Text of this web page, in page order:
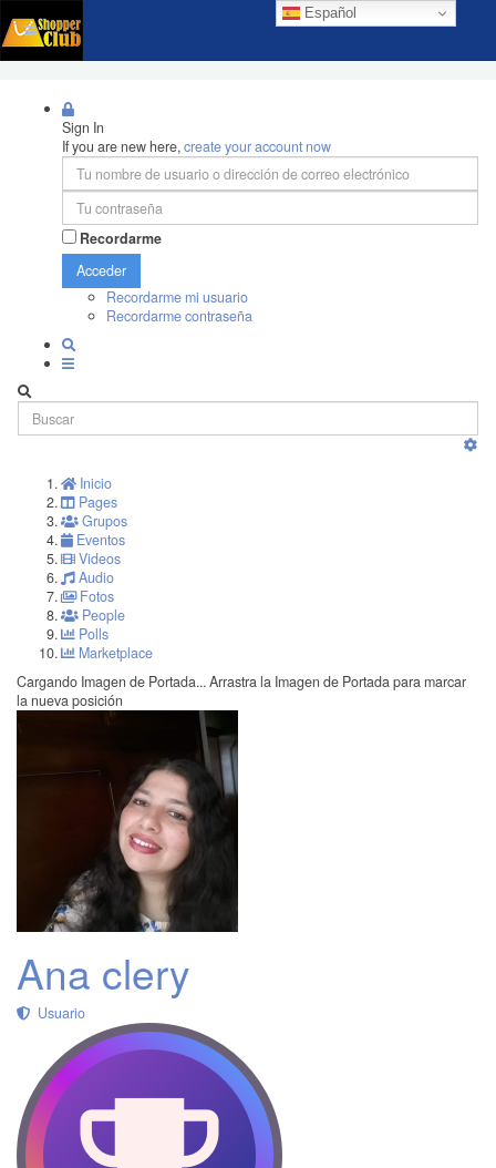
Español
Sign In
If you are new here,create your account now
Recordarme
Acceder
Recordarme mi usuario
Recordarme contraseña
Inicio
Pages
Grupos
Eventos
Videos
Audio
Fotos
People
Polls
Marketplace
Cargando Imagen de Portada... Arrastra la Imagen de Portada para marcar
la nueva posición
Ana clery
Usuario